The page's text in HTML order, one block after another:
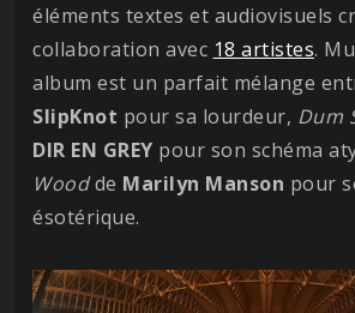
éléments textes et audiovisuels
collaboration avec 18 artistes.
album est un parfait mélange
SlipKnot pour sa lourdeur, Dum
DIR EN GREY pour son schéma
Woodde Marilyn Manson pour
ésotérique.